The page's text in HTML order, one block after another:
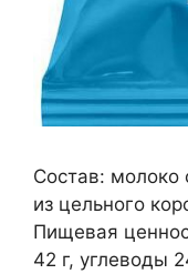
Состав: молоко
из цельного
Пищевая
42 г, углеводы